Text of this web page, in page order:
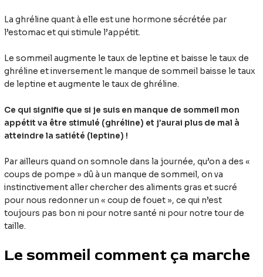
La ghréline quant à elle est une hormone sécrétée par
l’estomac et qui stimule l’appétit.
Le sommeil augmente le taux de leptine et baisse le taux de
ghréline et inversement le manque de sommeil baisse le taux
de leptine et augmente le taux de ghréline.
Ce qui signifie que si je suis en manque de sommeil mon
appétit va être stimulé (ghréline) et j’aurai plus de mal à
atteindre la satiété (leptine) !
Par ailleurs quand on somnole dans la journée, qu’on a des «
coups de pompe » dû à un manque de sommeil, on va
instinctivement aller chercher des aliments gras et sucré
pour nous redonner un « coup de fouet », ce qui n’est
toujours pas bon ni pour notre santé ni pour notre tour de
taille.
Le sommeil comment ça marche